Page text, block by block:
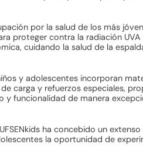
por la salud de los más
proteger contra la radiación
cuidando la salud de la
y adolescentes incorporan
carga y refuerzos especiales,
y funcionalidad de manera
ha concebido un
la oportunidad de